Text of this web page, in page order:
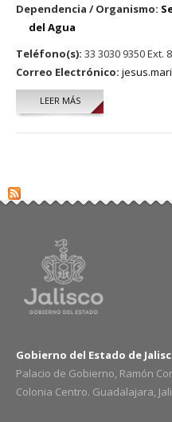
Dependencia / Organismo:
del Agua
Teléfono(s): 33 3030 9350 Ext.
Correo Electrónico:
LEER MÁSSOBRE JESÚS
Gobierno del Estado de
Palacio de Gobierno, Ramón
Colonia Centro. Guadalajara,